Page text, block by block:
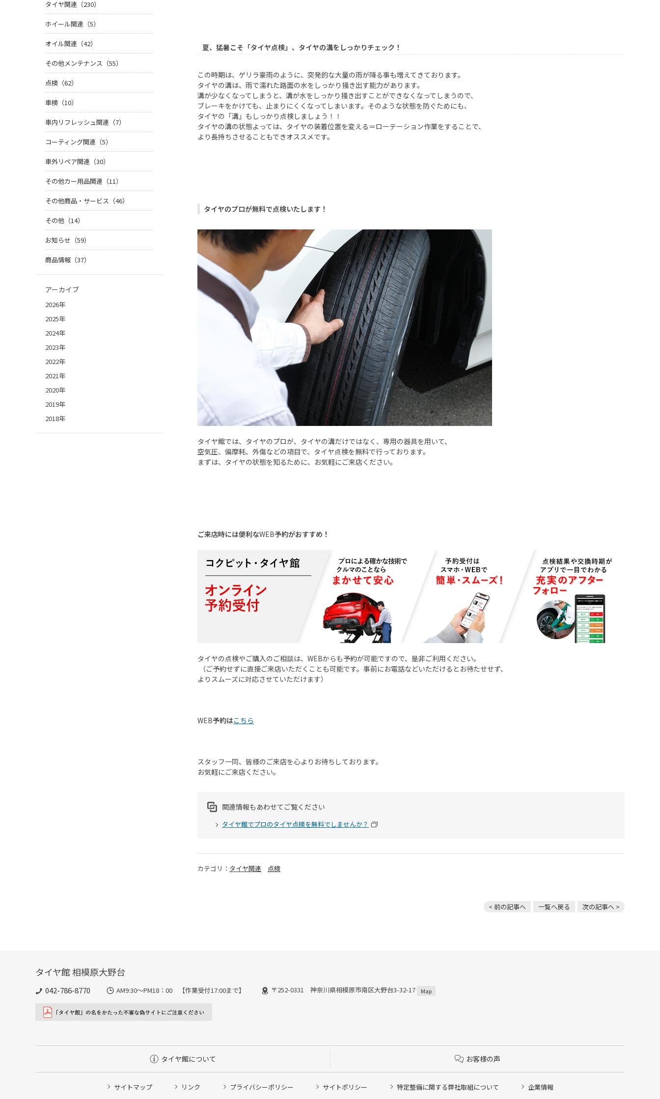
夏、猛暑こそ「タイヤ点検」、タイヤの溝をしっかりチェック！
この時期は、ゲリラ豪雨のように、突発的な大量の雨が降る事も増えてきております。
タイヤの溝は、雨で濡れた路面の水をしっかり掻き出す能力があります。
溝が少なくなってしまうと、溝が水をしっかり掻き出すことができなくなってしまうので、
ブレーキをかけても、止まりにくくなってしまいます。そのような状態を防ぐためにも、
タイヤの「溝」もしっかり点検しましょう！！
タイヤの溝の状態よっては、タイヤの装着位置を変える＝ローテーション作業をすることで、
より長持ちさせることもできオススメです。
タイヤのプロが無料で点検いたします！
タイヤ館では、タイヤのプロが、タイヤの溝だけではなく、専用の器具を用いて、
空気圧、偏摩耗、外傷などの項目で、タイヤ点検を無料で行っております。
まずは、タイヤの状態を知るために、お気軽にご来店ください。
ご来店時には便利なWEB予約がおすすめ！
タイヤの点検やご購入のご相談は、 WEBからも予約が可能ですので、是非ご利用ください。
（ご予約せずに直接ご来店いただくことも可能です。事前にお電話などいただけるとお待たせせず、
よりスムーズに対応させていただけます）
WEB予約はこちら
スタッフ一同、皆様のご来店を心よりお待ちしております。
お気軽にご来店ください。
関連情報もあわせてご覧ください
タイヤ館でプロのタイヤ点検を無料でしませんか？
カテゴリ： タイヤ関連 点検
< 前の記事へ 一覧へ戻る 次の記事へ >
タイヤ関連（230）
ホイール関連（5）
オイル関連（42）
その他メンテナンス（55）
点検（62）
車検（10）
車内リフレッシュ関連（7）
コーティング関連（5）
車外リペア関連（30）
その他カー用品関連（11）
その他商品・サービス（46）
その他（14）
お知らせ（59）
商品情報（37）
アーカイブ
2026年
2025年
2024年
2023年
2022年
2021年
2020年
2019年
2018年
タイヤ館 相模原大野台
042-786-8770 AM9:30～PM18：00 【作業受付17:00まで】 〒252-0331 神奈川県相模原市南区大野台3-32-17 Map
タイヤ館について お客様の声
サイトマップ リンク プライバシーポリシー サイトポリシー 特定整備に関する弊社取組について 企業情報
タイヤ点検・安全点検/タイヤ履き替え/オイル交換/その他ピット作業の予約